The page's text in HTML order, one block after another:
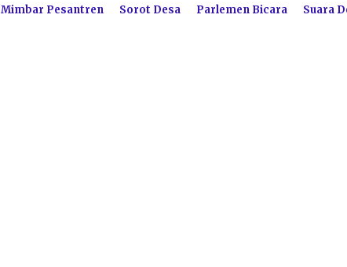
Mimbar Pesantren Sorot Desa Parlemen Bicara Suara